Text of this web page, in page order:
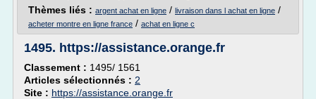
Thèmes liés : argent achat en ligne / livraison dans l achat en ligne /
acheter montre en ligne france / achat en ligne c
1495. https://assistance.orange.fr
Classement : 1495/ 1561
Articles sélectionnés : 2
Site : https://assistance.orange.fr